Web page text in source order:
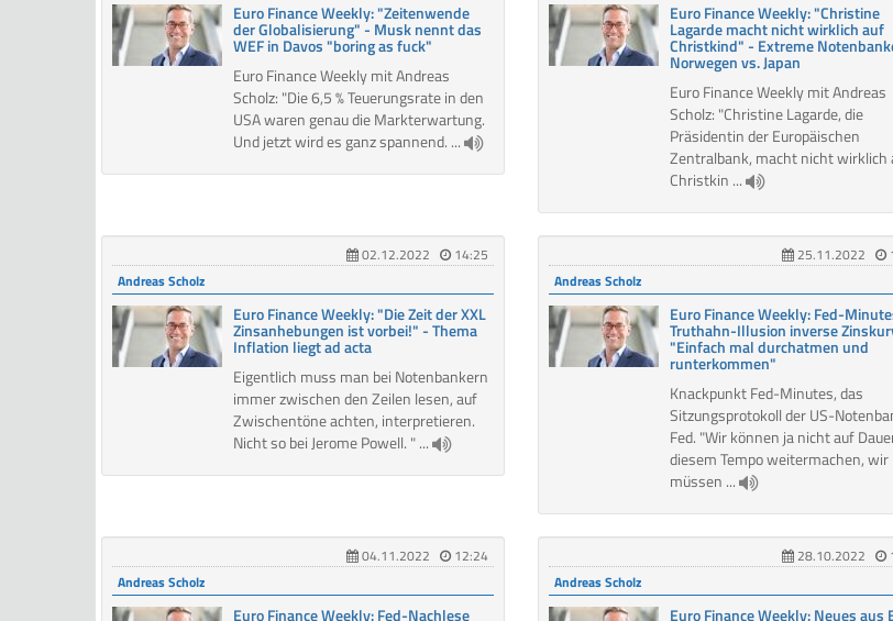
Euro Finance Weekly: "Zeitenwende
der Globalisierung" - Musk nennt das
WEF in Davos "boring as fuck"
Euro Finance Weekly mit Andreas
Scholz: "Die 6,5 % Teuerungsrate in den
USA waren genau die Markterwartung.
Und jetzt wird es ganz spannend. ...
Euro Finance Weekly: "Christine
Lagarde macht nicht wirklich auf
Christkind" - Extreme
Norwegen vs. Japan
Euro Finance Weekly mit Andreas
Scholz: "Christine Lagarde, die
Präsidentin der Europäischen
Zentralbank, macht nicht wirklich
Christkin ...
02.12.2022
14:25
Andreas Scholz
Euro Finance Weekly: "Die Zeit der XXL
Zinsanhebungen ist vorbei!" - Thema
Inflation liegt ad acta
Eigentlich muss man bei Notenbankern
immer zwischen den Zeilen lesen, auf
Zwischentöne achten, interpretieren.
Nicht so bei Jerome Powell. " ...
25.11.2022
Andreas Scholz
Euro Finance Weekly: Fed-
Truthahn-Illusion inverse
"Einfach mal durchatmen und
runterkommen"
Knackpunkt Fed-Minutes, das
Sitzungsprotokoll der US-
Fed. "Wir können ja nicht auf
diesem Tempo weitermachen, wir
müssen ...
04.11.2022
12:24
Andreas Scholz
Euro Finance Weekly: Fed-Nachlese
28.10.2022
Andreas Scholz
Euro Finance Weekly: Neues aus